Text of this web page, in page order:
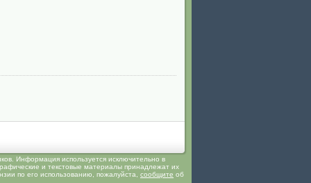
Информация используется исключительно в
и текстовые материалы принадлежат их
по его использованию, пожалуйста, сообщите об